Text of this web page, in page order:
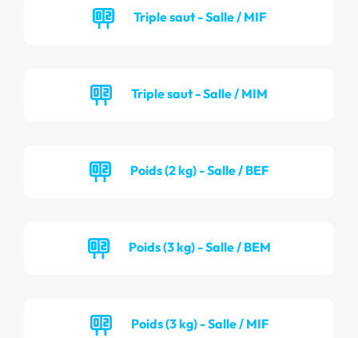
Triple saut - Salle / MIF
Triple saut - Salle / MIM
Poids (2 kg) - Salle / BEF
Poids (3 kg) - Salle / BEM
Poids (3 kg) - Salle / MIF